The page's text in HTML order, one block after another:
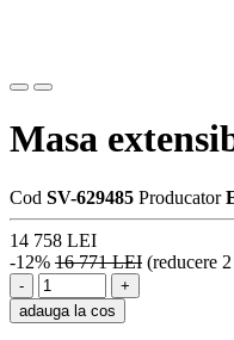
Masa
Cod SV-629485 Producator
14 758 LEI
-12% 16 771 LEI (reducere
adauga la cos